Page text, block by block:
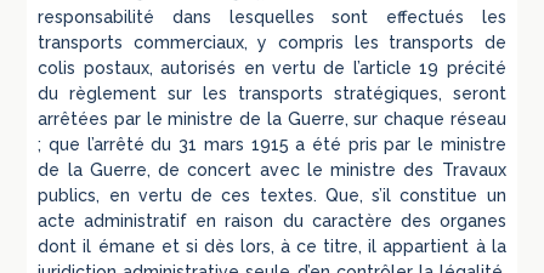
responsabilité dans lesquelles sont effectués les
transports commerciaux, y compris les transports de
colis postaux, autorisés en vertu de l’article 19 précité
du règlement sur les transports stratégiques, seront
arrêtées par le ministre de la Guerre, sur chaque réseau
; que l’arrêté du 31 mars 1915 a été pris par le ministre
de la Guerre, de concert avec le ministre des Travaux
publics, en vertu de ces textes. Que, s’il constitue un
acte administratif en raison du caractère des organes
dont il émane et si dès lors, à ce titre, il appartient à la